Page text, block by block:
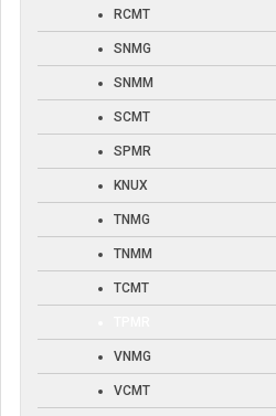
RCMT
SNMG
SNMM
SCMT
SPMR
KNUX
TNMG
TNMM
TCMT
VNMG
VCMT